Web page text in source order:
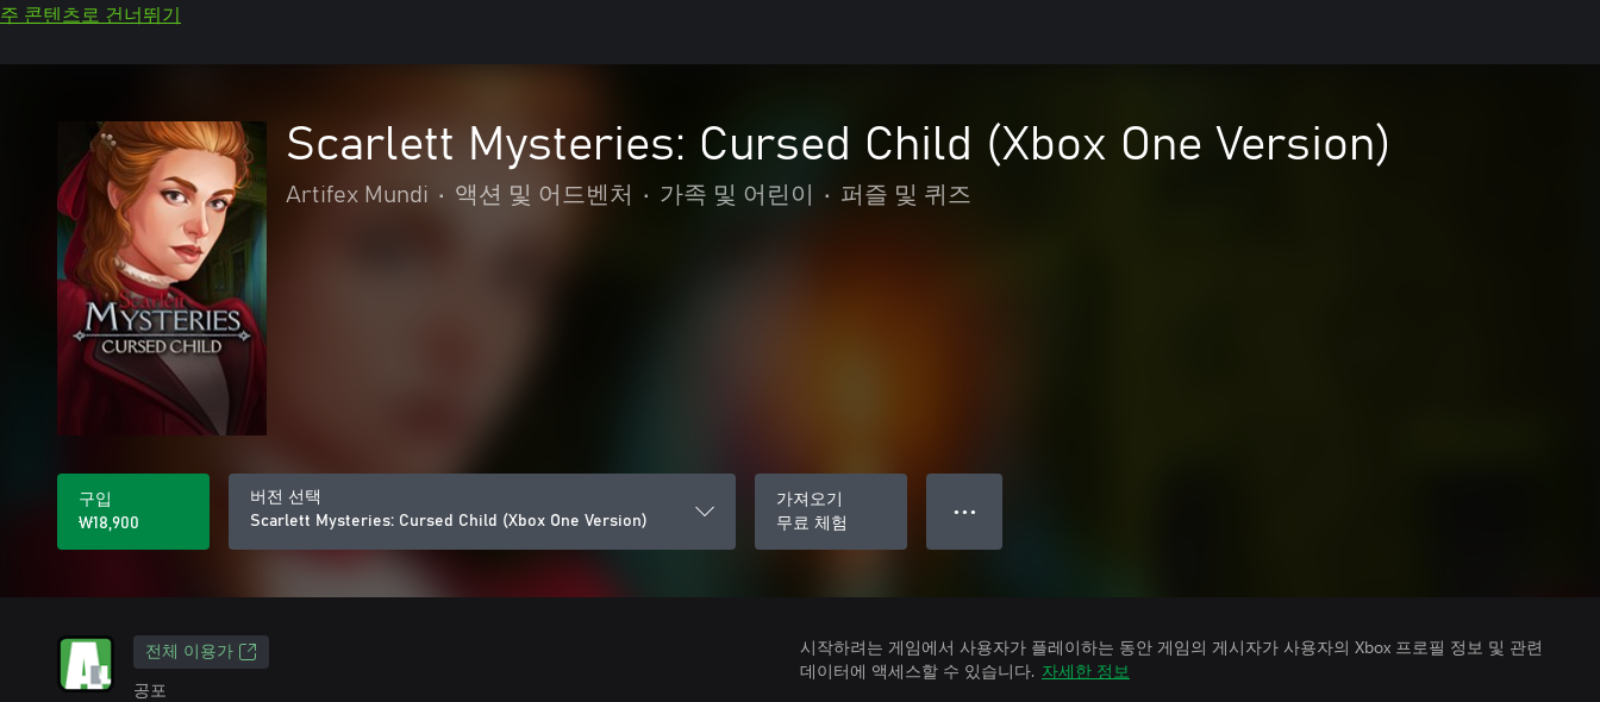
주 콘텐츠로 건너뛰기
Scarlett Mysteries: Cursed Child (Xbox One Version)
Artifex Mundi • 액션 및 어드벤처 • 가족 및 어린이 • 퍼즐 및 퀴즈
구입
₩18,900
버전 선택
Scarlett Mysteries: Cursed Child (Xbox One Version)
가져오기
무료 체험
● ● ●
전체 이용가
공포
시작하려는 게임에서 사용자가 플레이하는 동안 게임의 게시자가 사용자의 Xbox 프로필 정보 및 관련
데이터에 액세스할 수 있습니다. 자세한 정보